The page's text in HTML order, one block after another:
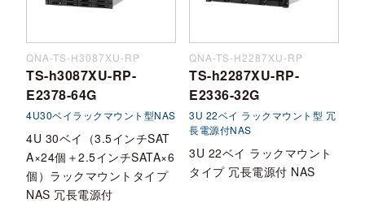
QNA-TS-H3087XU-RP
TS-h3087XU-RP-
E2378-64G
4U30ベイラックマウント型NAS
4U 30ベイ（3.5インチSAT
A×24個＋2.5インチSATA×6
個）ラックマウントタイプ
NAS 冗長電源付
QNA-TS-H2287XU-RP
TS-h2287XU-RP-
E2336-32G
3U 22ベイ ラックマウント型 冗
長電源付NAS
3U 22ベイ ラックマウント
タイプ 冗長電源付 NAS